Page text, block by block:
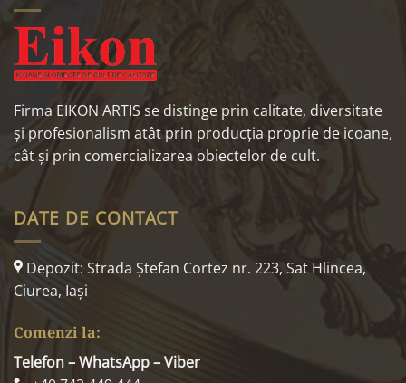
Firma EIKON ARTIS se distinge prin calitate, diversitate
și profesionalism atât prin producția proprie de icoane,
cât și prin comercializarea obiectelor de cult.
DATE DE CONTACT
Depozit: Strada Ştefan Cortez nr. 223, Sat Hlincea,
Ciurea, Iaşi
Comenzi la:
Telefon – WhatsApp – Viber